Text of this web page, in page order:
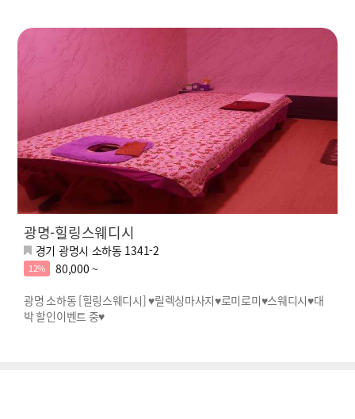
광명-힐링스웨디시
경기 광명시 소하동 1341-2
12%
80,000 ~
광명 소하동 [힐링스웨디시] ♥릴렉싱마사지♥로미로미♥스웨디시♥대
박 할인이벤트 중♥